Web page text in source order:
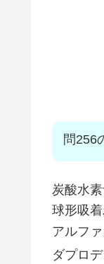
問256
炭酸水
球形吸
アルフ
ダプロ